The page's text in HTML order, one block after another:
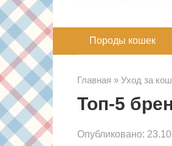
Породы кошек
Главная » Уход за
Топ-5
Опубликовано: